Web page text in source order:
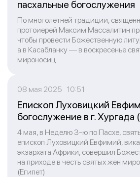
пасхальные богослужения
По многолетней традиции,
протоиерей Максим Массалитин
чтобы провести Божественную
а в Касабланку — в воскресенье
мироносиц
08 мая 2025 10:51
Епископ Луховицкий
богослужение в г. Хургада
4 мая, в Неделю 3-ю по Пасхе,
епископ Луховицкий Евфимий,
экзархата Африки, совершил
на приходе в честь святых жен
(Египет)